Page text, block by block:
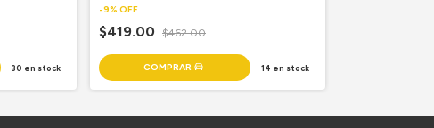
30 en stock
-9% OFF
$419.00 $462.00
14 en stock